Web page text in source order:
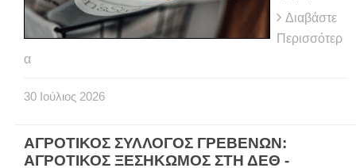
Διαβάστε
Περισσότερ
α
30 Ιούλιος 2026
ΑΓΡΟΤΙΚΟΣ ΣΥΛΛΟΓΟΣ ΓΡΕΒΕΝΩΝ:
ΑΓΡΟΤΙΚΟΣ ΞΕΣΗΚΩΜΟΣ ΣΤΗ ΔΕΘ -